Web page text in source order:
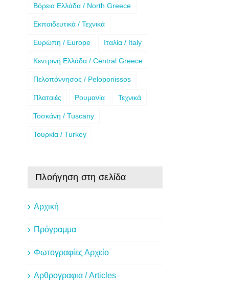
Βόρεια Ελλάδα / North Greece
Εκπαιδευτικά / Τεχνικά
Ευρώπη / Europe Ιταλία / Italy
Κεντρινή Ελλάδα / Central Greece
Πελοπόννησος / Peloponissos
Πλαταιές Ρουμανία Τεχνικά
Τοσκάνη / Tuscany
Τουρκία / Turkey
Πλοήγηση στη σελίδα
Αρχική
Πρόγραμμα
Φωτογραφίες Αρχείο
Αρθρογραφια / Articles